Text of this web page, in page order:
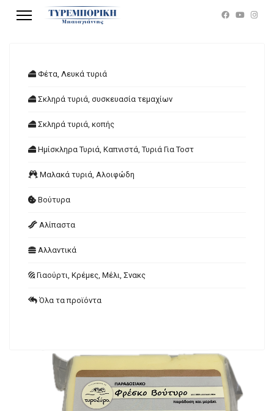
Φέτα, Λευκά τυριά
Σκληρά τυριά, συσκευασία τεμαχίων
Σκληρά τυριά, κοπής
Ημίσκληρα Τυριά, Καπνιστά, Τυριά Για Τοστ
Μαλακά τυριά, Αλοιφώδη
Βούτυρα
Αλίπαστα
Αλλαντικά
Γιαούρτι, Κρέμες, Μέλι, Σνακς
Όλα τα προϊόντα